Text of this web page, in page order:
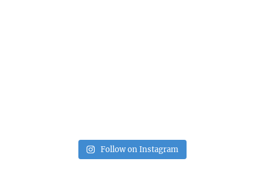
Follow on Instagram